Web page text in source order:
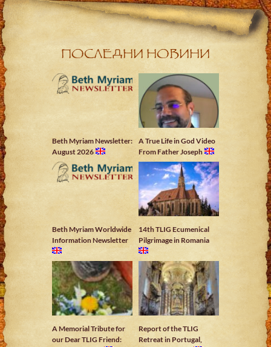
ПОСЛЕДНИ НОВИНИ
Beth Myriam Newsletter:
August 2026
A True Life in God Video
From Father Joseph
Beth Myriam Worldwide
Information Newsletter
14th TLIG Ecumenical
Pilgrimage in Romania
A Memorial Tribute for
our Dear TLIG Friend:
Report of the TLIG
Retreat in Portugal,